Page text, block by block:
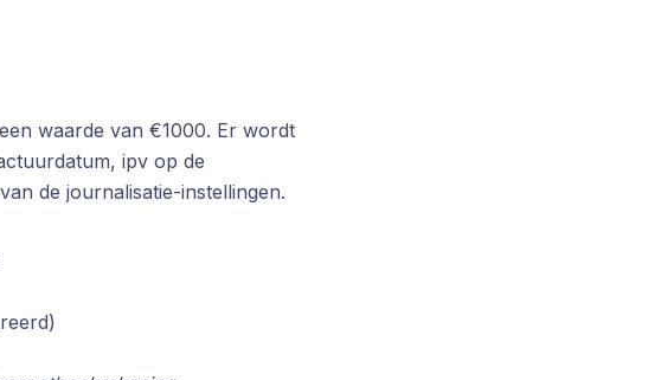
waarde van €1000. Er wordt
ipv op de
de journalisatie-instellingen.